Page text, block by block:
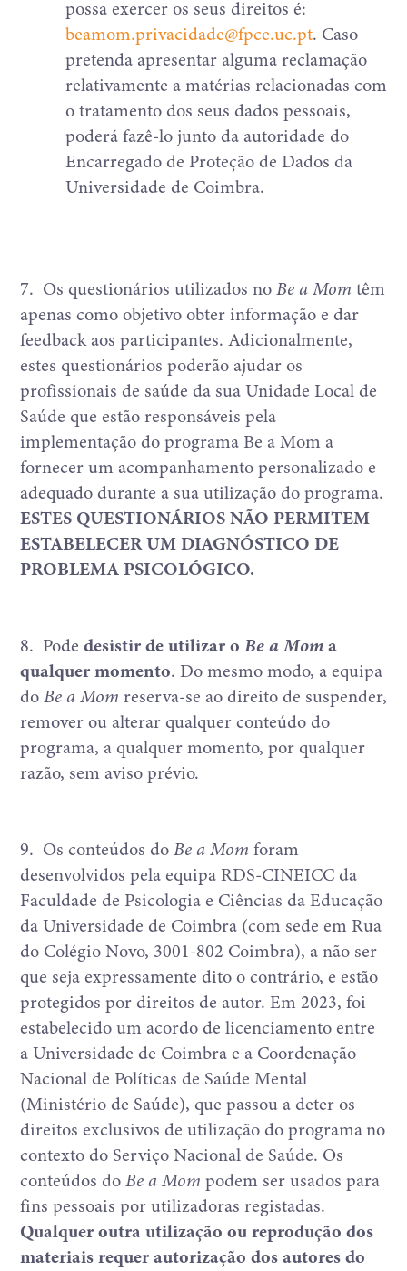
possa exercer os seus direitos é:
beamom.privacidade@fpce.uc.pt. Caso
pretenda apresentar alguma reclamação
relativamente a matérias relacionadas com
o tratamento dos seus dados pessoais,
poderá fazê-lo junto da autoridade do
Encarregado de Proteção de Dados da
Universidade de Coimbra.
7. Os questionários utilizados no Be a Mom têm
apenas como objetivo obter informação e dar
feedback aos participantes. Adicionalmente,
estes questionários poderão ajudar os
profissionais de saúde da sua Unidade Local de
Saúde que estão responsáveis pela
implementação do programa Be a Mom a
fornecer um acompanhamento personalizado e
adequado durante a sua utilização do programa.
ESTES QUESTIONÁRIOS NÃO PERMITEM
ESTABELECER UM DIAGNÓSTICO DE
PROBLEMA PSICOLÓGICO.
8. Podedesistir de utilizar o Be a Moma
qualquer momento. Do mesmo modo, a equipa
doBe a Mom reserva-se ao direito de suspender,
remover ou alterar qualquer conteúdo do
programa, a qualquer momento, por qualquer
razão, sem aviso prévio.
9. Os conteúdos doBe a Mom foram
desenvolvidos pela equipa RDS-CINEICC da
Faculdade de Psicologia e Ciências da Educação
da Universidade de Coimbra (com sede em Rua
do Colégio Novo, 3001-802 Coimbra), a não ser
que seja expressamente dito o contrário, e estão
protegidos por direitos de autor. Em 2023, foi
estabelecido um acordo de licenciamento entre
a Universidade de Coimbra e a Coordenação
Nacional de Políticas de Saúde Mental
(Ministério de Saúde), que passou a deter os
direitos exclusivos de utilização do programa no
contexto do Serviço Nacional de Saúde. Os
conteúdos doBe a Mom podem ser usados para
fins pessoais por utilizadoras registadas.
Qualquer outra utilização ou reprodução dos
materiais requer autorização dos autores do